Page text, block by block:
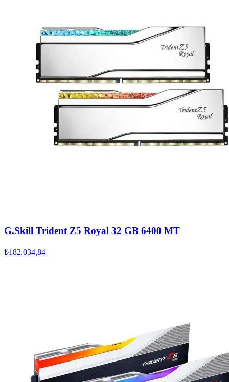
G.Skill Trident Z5 Royal 32 GB 6400 MT
₺182.034,84